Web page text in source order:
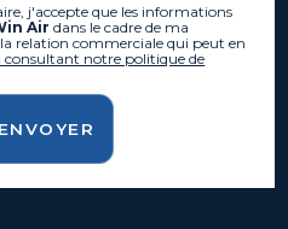
j'accepte que les informations
Airdans le cadre de ma
relation commerciale qui peut en
consultant notre politique de
ENVOYER